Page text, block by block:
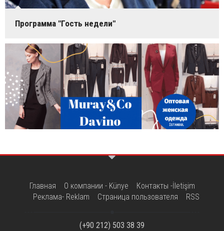
Программа "Гость недели"
Главная О компании - Künye
Контакты -İletişim
Реклама- Reklam
Страница пользователя RSS
(+90 212) 503 38 39